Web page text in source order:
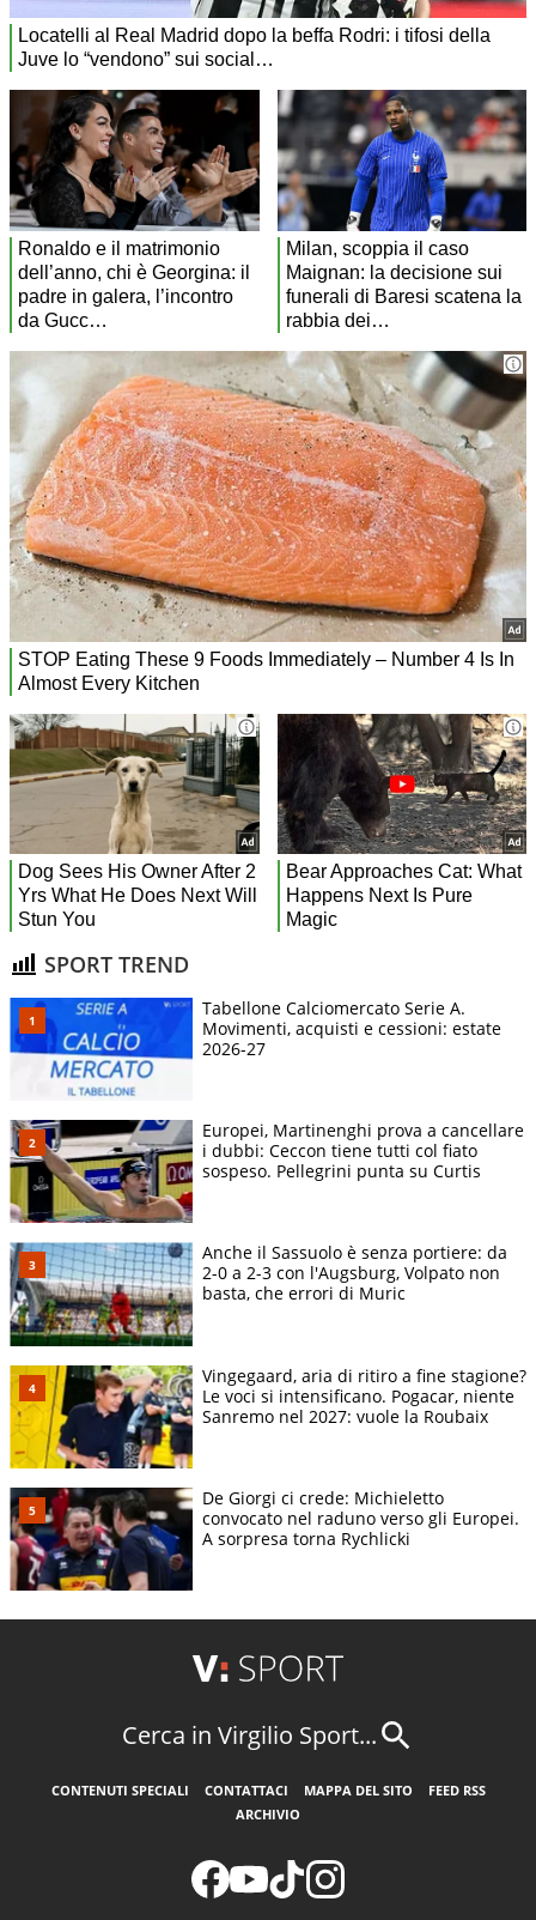
SPORT TREND
Tabellone Calciomercato Serie A.
Movimenti, acquisti e cessioni: estate
2026-27
Europei, Martinenghi prova a cancellare
i dubbi: Ceccon tiene tutti col fiato
sospeso. Pellegrini punta su Curtis
Anche il Sassuolo è senza portiere: da
2-0 a 2-3 con l'Augsburg, Volpato non
basta, che errori di Muric
Vingegaard, aria di ritiro a fine stagione?
Le voci si intensificano. Pogacar, niente
Sanremo nel 2027: vuole la Roubaix
De Giorgi ci crede: Michieletto
convocato nel raduno verso gli Europei.
A sorpresa torna Rychlicki
Cerca in Virgilio Sport...
CONTENUTI SPECIALI CONTATTACI MAPPA DEL SITO
FEED RSS
ARCHIVIO